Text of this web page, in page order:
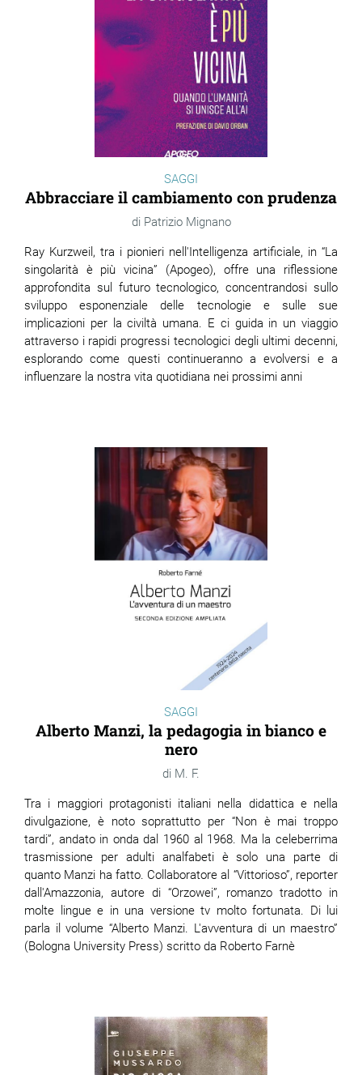
SAGGI
Abbracciare il cambiamento con prudenza
Patrizio Mignano
Ray Kurzweil, tra i pionieri nell'Intelligenza artificiale, in “La
singolarità è più vicina” (Apogeo), offre una riflessione
approfondita sul futuro tecnologico, concentrandosi sullo
sviluppo esponenziale delle tecnologie e sulle sue
implicazioni per la civiltà umana. E ci guida in un viaggio
attraverso i rapidi progressi tecnologici degli ultimi decenni,
esplorando come questi continueranno a evolversi e a
influenzare la nostra vita quotidiana nei prossimi anni
SAGGI
Alberto Manzi, la pedagogia in bianco e
nero
M. F.
Tra i maggiori protagonisti italiani nella didattica e nella
divulgazione, è noto soprattutto per “Non è mai troppo
tardi”, andato in onda dal 1960 al 1968. Ma la celeberrima
trasmissione per adulti analfabeti è solo una parte di
quanto Manzi ha fatto. Collaboratore al “Vittorioso”, reporter
dall'Amazzonia, autore di “Orzowei”, romanzo tradotto in
molte lingue e in una versione tv molto fortunata. Di lui
parla il volume “Alberto Manzi. L'avventura di un maestro”
(Bologna University Press) scritto da Roberto Farnè